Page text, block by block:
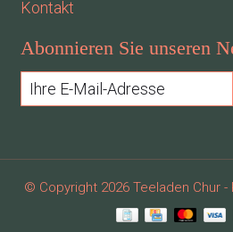
Kontakt
Abonnieren Sie unseren
© Copyright 2026 Teeladen Chur -